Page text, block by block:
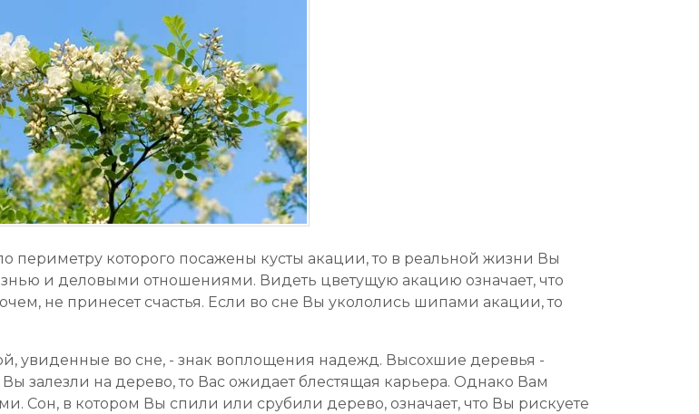
периметру которого посажены кусты акации, то в реальной жизни Вы
и деловыми отношениями. Видеть цветущую акацию означает, что
не принесет счастья. Если во сне Вы укололись шипами акации, то
увиденные во сне, - знак воплощения надежд. Высохшие деревья -
залезли на дерево, то Вас ожидает блестящая карьера. Однако Вам
Сон, в котором Вы спили или срубили дерево, означает, что Вы рискуете